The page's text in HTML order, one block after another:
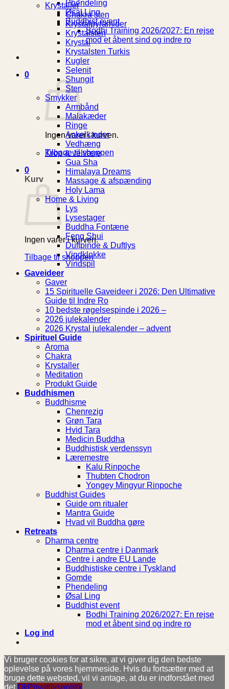
Phendeling
Øsal Ling
Buddhist event
Bodhi Training 2026/2027: En rejse
mod et åbent sind og indre ro
0
Ingen varer i kurven.
Tilbage til shoppen
0
Kurv
Ingen varer i kurven.
Tilbage til shoppen
Krystaller
Chakra sten
Krystalpyramider
Krystalsten
Krystal
Krystalsten Turkis
Kugler
Selenit
Shungit
Sten
Smykker
Armbånd
Malakæder
Ringe
Ankelkæder
Vedhæng
Krop & velvære
Gua Sha
Himalaya Dreams
Massage & afspænding
Holy Lama
Home & Living
Lys
Lysestager
Buddha Fontæne
Feng Shui
Duftpinde & Duftlys
Vindklokke
Vindspil
Gaveideer
Gaver
15 Spirituelle Gaveideer i 2026: Den Ultimative
Guide til Indre Ro
10 bedste røgelsespinde i 2026 –
2026 julekalender
2026 Krystal julekalender – advent
Spirituel Guide
Aroma
Chakra
Krystaller
Meditation
Produkt Guide
Buddhismen
Buddhisme
Chenrezig
Grøn Tara
Hvid Tara
Medicin Buddha
Buddhistisk verdenssyn
Læremestre
Kalu Rinpoche
Thubten Chodron
Yongey Mingyur Rinpoche
Buddhist Guides
Guide om ritualer
Mantra Guide
Hvad vil Buddha gøre
Retreats
Dharma centre
Dharma centre i Danmark
Centre i andre EU Lande
Buddhistiske centre i Tyskland
Gomde
Phendeling
Øsal Ling
Buddhist event
Bodhi Training 2026/2027: En rejse
mod et åbent sind og indre ro
Log ind
Vi bruger cookies for at sikre, at vi giver dig den bedste
oplevelse på vores hjemmeside. Hvis du fortsætter med at
bruge dette websted, vil vi antage, at du er indforstået med
det.OkPrivatlivspolitik